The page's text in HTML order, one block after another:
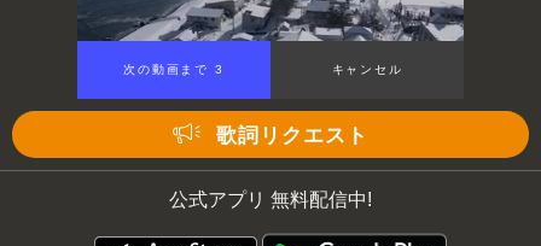
次の動画まで 3 キャンセル
歌詞リクエスト
公式アプリ 無料配信中!